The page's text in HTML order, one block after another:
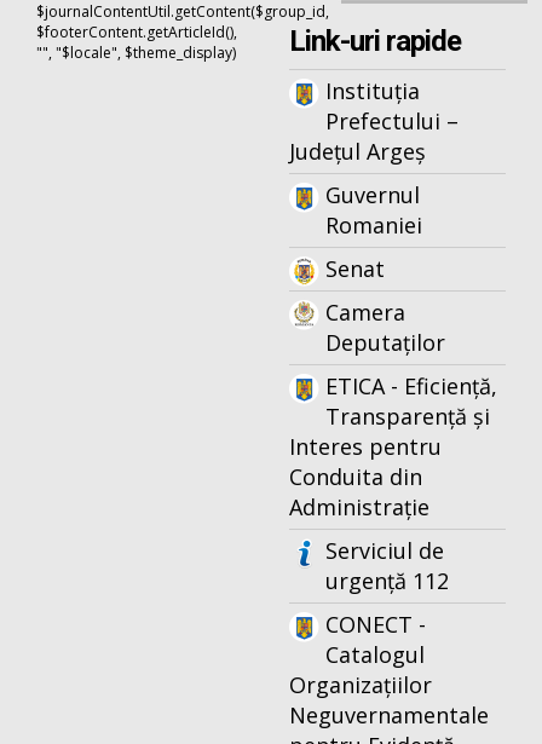
$journalContentUtil.getContent($group_id,
$footerContent.getArticleId(),
"", "$locale", $theme_display)
Link-uri rapide
Instituția
Prefectului –
Județul Argeș
Guvernul
Romaniei
Senat
Camera
Deputaților
ETICA - Eficiență,
Transparență și
Interes pentru
Conduita din
Administrație
Serviciul de
urgență 112
CONECT -
Catalogul
Organizațiilor
Neguvernamentale